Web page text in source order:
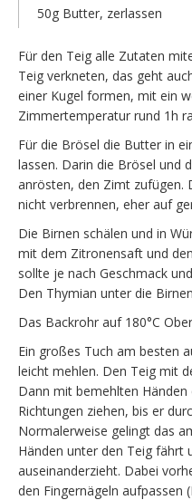
50g Butter, zerlassen
Für den Teig alle Zutaten
Teig verkneten, das geht
einer Kugel formen, mit ein
Zimmertemperatur rund 1h
Für die Brösel die Butter in
lassen. Darin die Brösel und
anrösten, den Zimt zufügen.
nicht verbrennen, eher auf
Die Birnen schälen und in
mit dem Zitronensaft und
sollte je nach Geschmack
Den Thymian unter die
Das Backrohr auf 180°C
Ein großes Tuch am besten
leicht mehlen. Den Teig mit
Dann mit bemehlten Händen
Richtungen ziehen, bis er
Normalerweise gelingt das
Händen unter den Teig fährt
auseinanderzieht. Dabei
den Fingernägeln aufpassen